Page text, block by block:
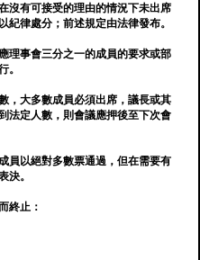
沒有可接受的理由的情況下未出席
紀律處分；前述規定由法律發布。
理事會三分之一的成員的要求或部
。
，大多數成員必須出席，議長或其
法定人數，則會議應押後至下次會
員以絕對多數票通過，但在需要有
決。
終止：